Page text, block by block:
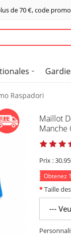
de70 €, code
Raspadori
Maillot
Manche
Prix :
Obtenez
Taille